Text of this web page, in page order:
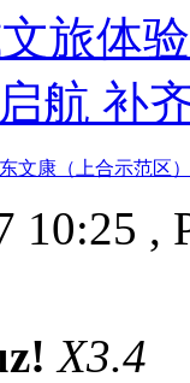
旅体
航 补
文康（上合示范区
10:25 ,
X3.4